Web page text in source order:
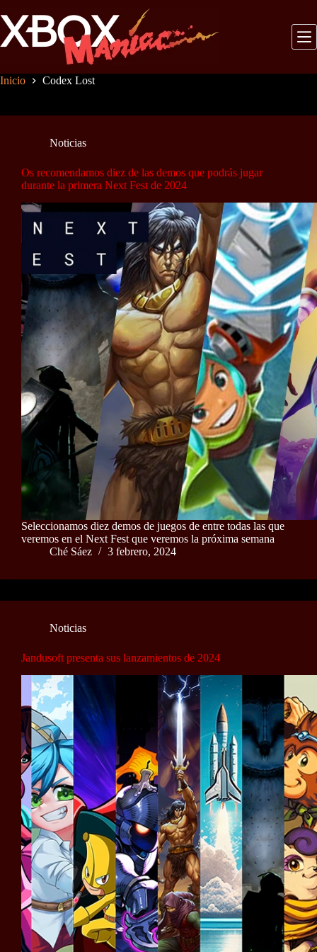
al
contenido
Inicio Codex Lost
Noticias
Os recomendamos diez de las demos que podrás jugar
durante la primera Next Fest de 2024
Seleccionamos diez demos de juegos de entre todas las que
veremos en el Next Fest que veremos la próxima semana
Ché Sáez
3 febrero, 2024
Noticias
Jandusoft presenta sus lanzamientos de 2024